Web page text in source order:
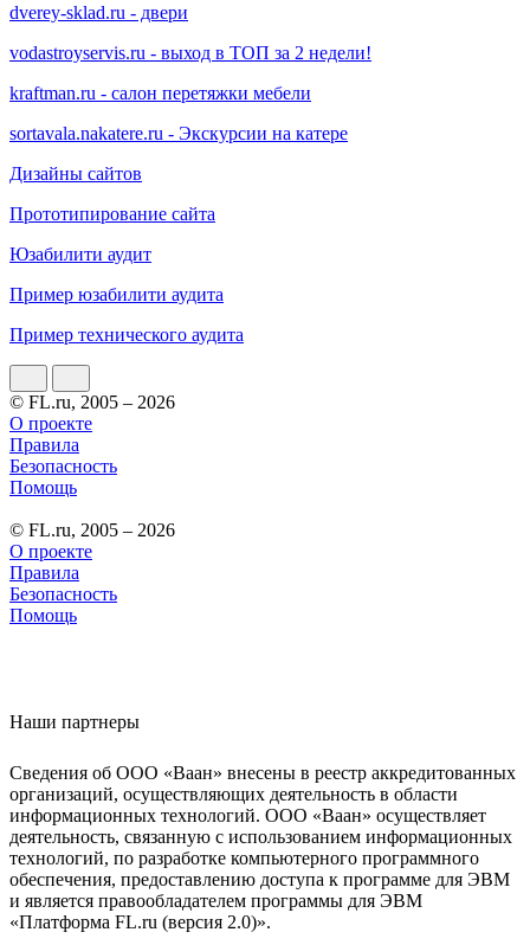
dverey-sklad.ru - двери
vodastroyservis.ru - выход в ТОП за 2 недели!
kraftman.ru - салон перетяжки мебели
sortavala.nakatere.ru - Экскурсии на катере
Дизайны сайтов
Прототипирование сайта
Юзабилити аудит
Пример юзабилити аудита
Пример технического аудита
© FL.ru, 2005 – 2026
О проекте
Правила
Безопасность
Помощь
© FL.ru, 2005 – 2026
О проекте
Правила
Безопасность
Помощь
Наши партнеры
Сведения об ООО «Ваан» внесены в реестр аккредитованных
организаций, осуществляющих деятельность в области
информационных технологий. ООО «Ваан» осуществляет
деятельность, связанную с использованием информационных
технологий, по разработке компьютерного программного
обеспечения, предоставлению доступа к программе для ЭВМ
и является правообладателем программы для ЭВМ
«Платформа FL.ru (версия 2.0)».